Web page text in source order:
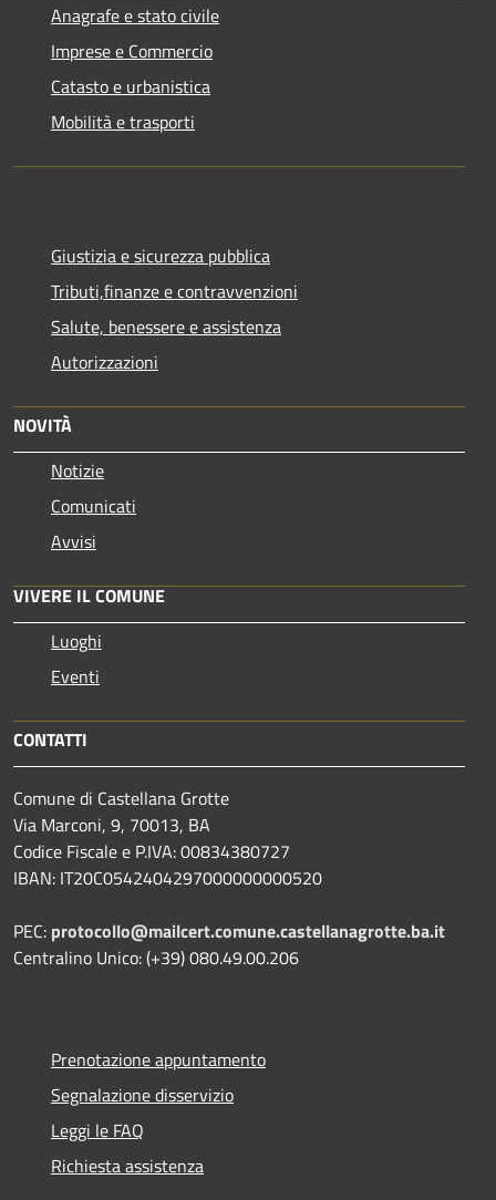
Anagrafe e stato civile
Imprese e Commercio
Catasto e urbanistica
Mobilità e trasporti
Giustizia e sicurezza pubblica
Tributi,finanze e contravvenzioni
Salute, benessere e assistenza
Autorizzazioni
NOVITÀ
Notizie
Comunicati
Avvisi
VIVERE IL COMUNE
Luoghi
Eventi
CONTATTI
Comune di Castellana Grotte
Via Marconi, 9, 70013, BA
Codice Fiscale e P.IVA: 00834380727
IBAN: IT20C0542404297000000000520
PEC: protocollo@mailcert.comune.castellanagrotte.ba.it
Centralino Unico: (+39) 080.49.00.206
Prenotazione appuntamento
Segnalazione disservizio
Leggi le FAQ
Richiesta assistenza